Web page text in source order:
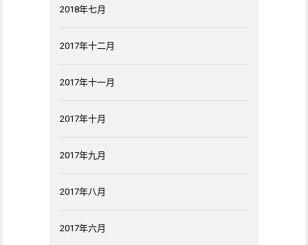
2018年七月
2017年十二月
2017年十一月
2017年十月
2017年九月
2017年八月
2017年六月